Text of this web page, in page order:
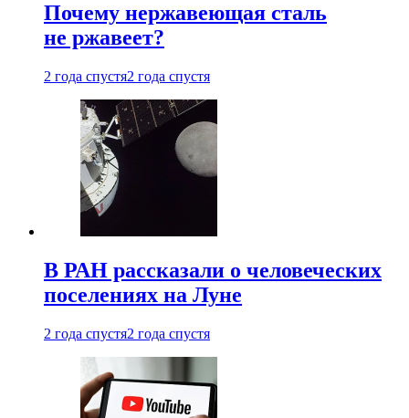
Почему нержавеющая сталь
не ржавеет?
2 года спустя2 года спустя
В РАН рассказали о человеческих
поселениях на Луне
2 года спустя2 года спустя